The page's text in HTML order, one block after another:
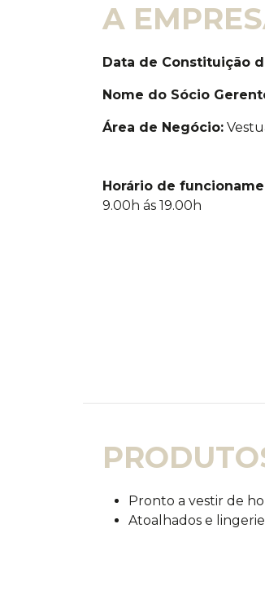
A
Data de Constituição
Nome do Sócio
Área de Negócio:
Horário de
9.00h ás 19.00h
Pronto a vestir de
Atoalhados e lingerie